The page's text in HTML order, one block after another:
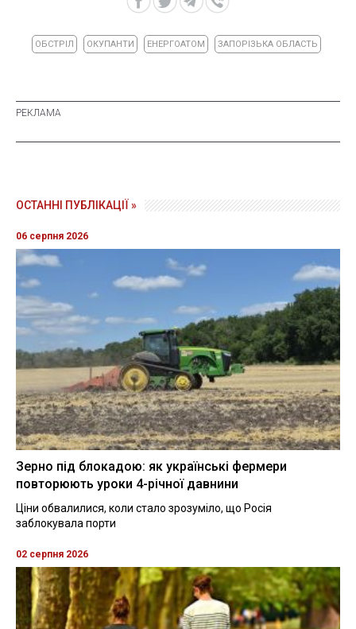
ОБСТРІЛ ОКУПАНТИ ЕНЕРГОАТОМ ЗАПОРІЗЬКА ОБЛАСТЬ
ОСТАННІ ПУБЛІКАЦІЇ »
06 серпня 2026
Зерно під блокадою: як українські фермери
повторюють уроки 4-річної давнини
Ціни обвалилися, коли стало зрозуміло, що Росія
заблокувала порти
02 серпня 2026